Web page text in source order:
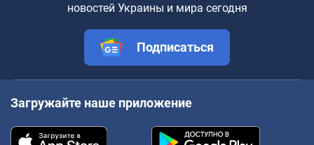
новостей Украины и мира сегодня
Подписаться
Загружайте наше приложение